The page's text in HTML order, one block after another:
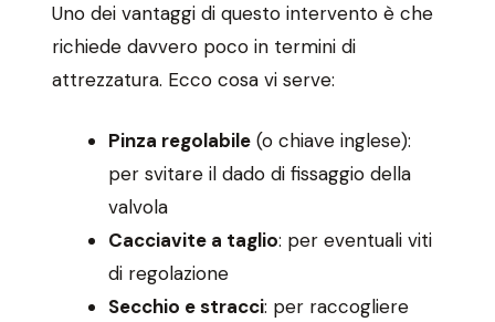
Uno dei vantaggi di questo intervento è che
richiede davvero poco in termini di
attrezzatura. Ecco cosa vi serve:
Pinza regolabile (o chiave inglese):
per svitare il dado di fissaggio della
valvola
Cacciavite a taglio: per eventuali viti
di regolazione
Secchio e stracci: per raccogliere